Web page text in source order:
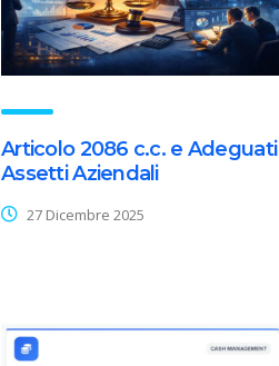
Articolo 2086 c.c. e Adeguati
Assetti Aziendali
27 Dicembre 2025